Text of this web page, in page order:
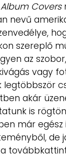
UTCA
ZENE
MÉDIAAJÁNLAT
IMPRESSZUM
PR-ARCHÍVUM
Covers
nevű
szereplő
az
vagy
legtöbbször
akár
is
már egész
de